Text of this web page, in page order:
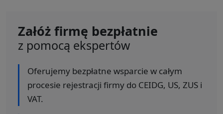
Załóż firmę bezpłatnie
z pomocą ekspertów
Oferujemy bezpłatne wsparcie w całym
procesie rejestracji firmy do CEIDG, US, ZUS i
VAT.